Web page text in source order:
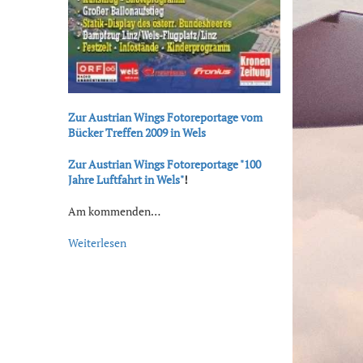
Zur Austrian Wings Fotoreportage vom
Bücker Treffen 2009 in Wels
Zur Austrian Wings Fotoreportage "100
Jahre Luftfahrt in Wels"!
Am kommenden…
Weiterlesen